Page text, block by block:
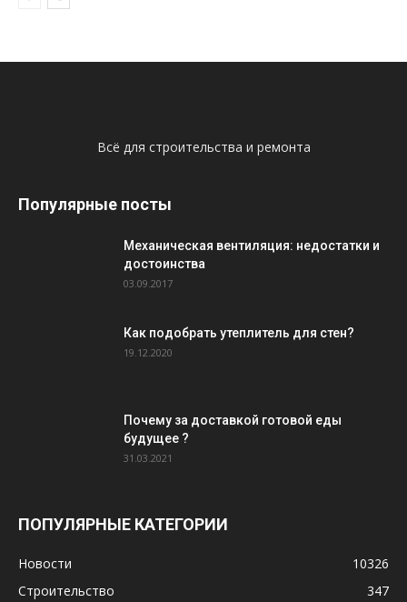
Всё для строительства и ремонта
Популярные посты
Механическая вентиляция: недостатки и
достоинства
03.09.2017
Как подобрать утеплитель для стен?
19.12.2020
Почему за доставкой готовой еды
будущее ?
31.03.2021
ПОПУЛЯРНЫЕ КАТЕГОРИИ
Новости
10326
Строительство
347